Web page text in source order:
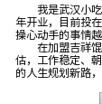
我是武汉小吃
年开业，目前投
操心动手的事情越
在加盟吉祥馄
估，工作稳定、
的人生规划新路